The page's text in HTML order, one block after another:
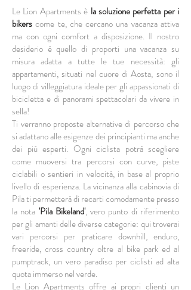
Le Lion Apartments è la soluzione perfetta per i
bikers come te, che cercano una vacanza attiva
ma con ogni comfort a disposizione. Il nostro
desiderio è quello di proporti una vacanza su
misura adatta a tutte le tue necessità: gli
appartamenti, situati nel cuore di Aosta, sono il
luogo di villeggiatura ideale per gli appassionati di
bicicletta e di panorami spettacolari da vivere in
sella!
Ti verranno proposte alternative di percorso che
si adattano alle esigenze dei principianti ma anche
dei più esperti. Ogni ciclista potrà scegliere
come muoversi tra percorsi con curve, piste
ciclabili o sentieri in velocità, in base al proprio
livello di esperienza. La vicinanza alla cabinovia di
Pila ti permetterà di recarti comodamente presso
la nota 'Pila Bikeland', vero punto di riferimento
per gli amanti delle diverse categorie: qui troverai
vari percorsi per praticare downhill, enduro,
freeride, cross country oltre al bike park ed al
pumptrack, un vero paradiso per ciclisti ad alta
quota immerso nel verde.
Le Lion Apartments offre ai propri clienti un